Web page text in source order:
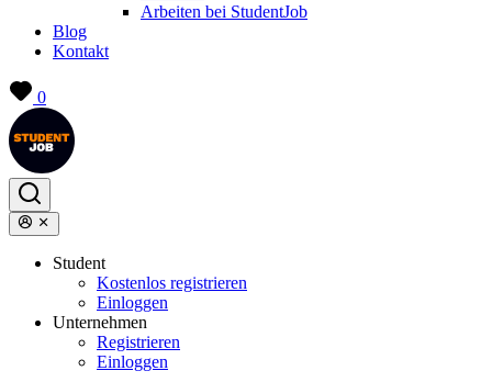
Arbeiten bei StudentJob
Blog
Kontakt
0
Student
Kostenlos registrieren
Einloggen
Unternehmen
Registrieren
Einloggen